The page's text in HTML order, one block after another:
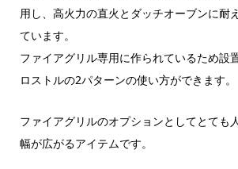
用し、高火力の直火とダッチオーブンに耐
ています。
ファイアグリル専用に作られているため設
ロストルの2パターンの使い方ができます。
ファイアグリルのオプションとしてとても
幅が広がるアイテムです。